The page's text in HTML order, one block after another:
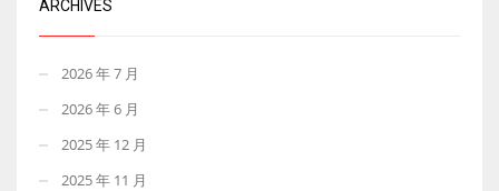
ARCHIVES
2026 年 7 月
2026 年 6 月
2025 年 12 月
2025 年 11 月